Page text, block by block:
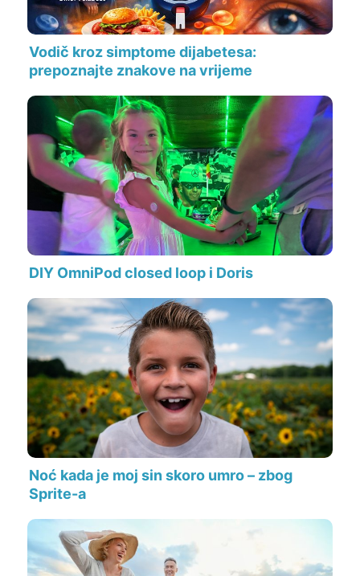
Vodič kroz simptome dijabetesa:
prepoznajte znakove na vrijeme
DIY OmniPod closed loop i Doris
Noć kada je moj sin skoro umro – zbog
Sprite-a